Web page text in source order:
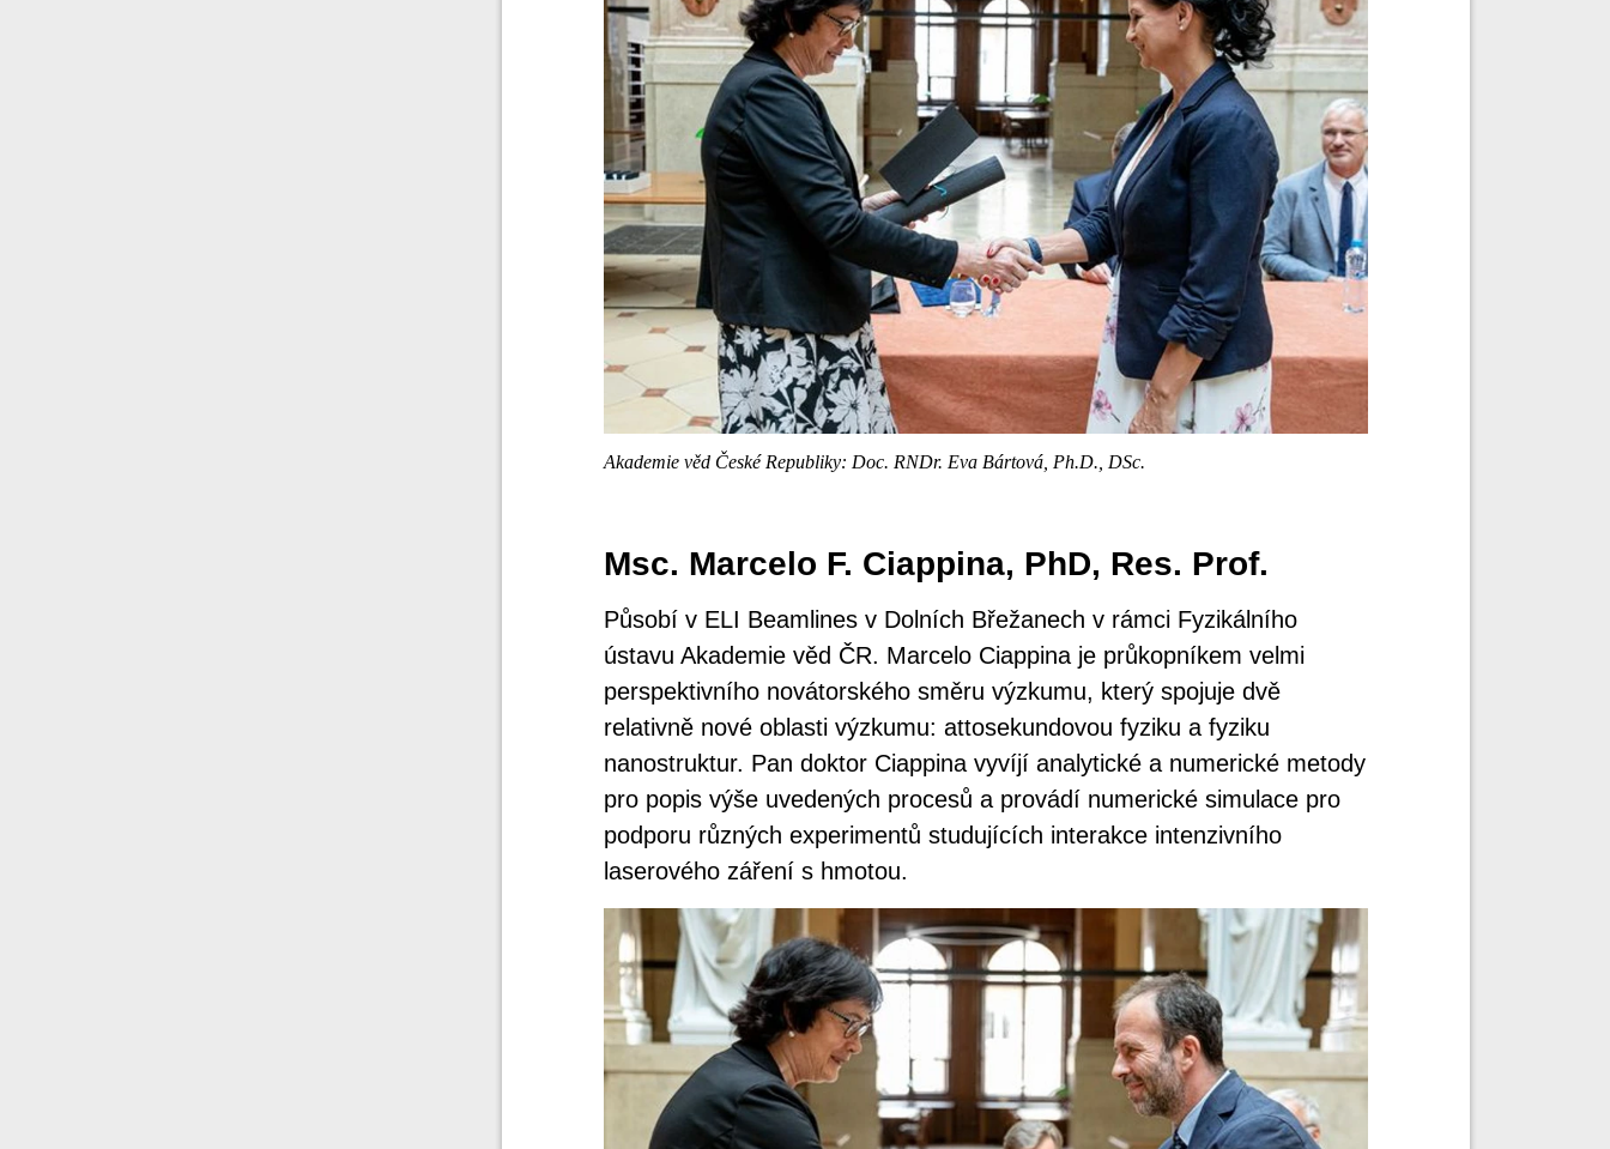
Akademie věd České Republiky: Doc. RNDr. Eva Bártová, Ph.D., DSc.
Msc. Marcelo F. Ciappina, PhD, Res. Prof.
Působí v ELI Beamlines v Dolních Břežanech v rámci Fyzikálního
ústavu Akademie věd ČR. Marcelo Ciappina je průkopníkem velmi
perspektivního novátorského směru výzkumu, který spojuje dvě
relativně nové oblasti výzkumu: attosekundovou fyziku a fyziku
nanostruktur. Pan doktor Ciappina vyvíjí analytické a numerické metody
pro popis výše uvedených procesů a provádí numerické simulace pro
podporu různých experimentů studujících interakce intenzivního
laserového záření s hmotou.